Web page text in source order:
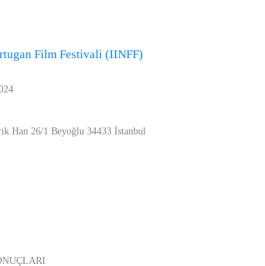
Film Festivali (IINFF)
Han 26/1 Beyoğlu 34433 İstanbul